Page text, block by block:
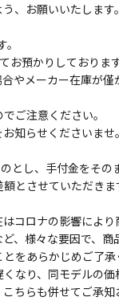
、お願いいたします。
預かりしており
やメーカー在庫が僅
ご注意ください。
知らせくださいま
とし、手付金をそ
とさせていただきま
ロナの影響によ
様々な要因で、
をあらかじめご了承
なり、同モデルの
ちらも併せてご承知